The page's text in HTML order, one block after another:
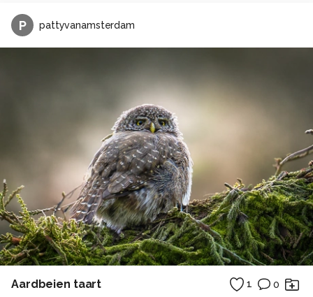
P pattyvanamsterdam
Aardbeien taart 1 0